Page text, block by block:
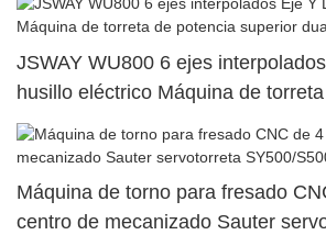
JSWAY WU800 6 ejes
husillo eléctrico Máquina de
superior dual108
Máquina de torno para fresado
centro de mecanizado Sauter